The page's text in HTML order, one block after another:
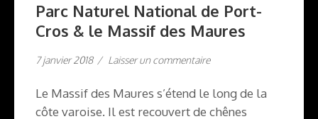
Parc Naturel National de Port-
Cros & le Massif des Maures
7 janvier 2018 / Laisser un commentaire
Le Massif des Maures s’étend le long de la
côte varoise. Il est recouvert de chênes